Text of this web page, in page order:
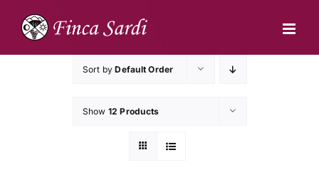
Sort byDefault Order
Show 12 Products